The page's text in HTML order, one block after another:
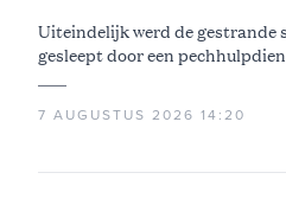
Uiteindelijk werd de gestrande
gesleept door een
7 AUGUSTUS 2026 14:20